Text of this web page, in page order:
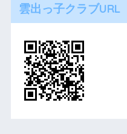
雲出っ子クラブURL